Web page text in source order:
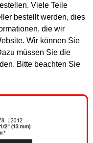
Viele Teile
bestellt werden, dies
die wir
Wir können Sie
müssen Sie die
Bitte beachten Sie